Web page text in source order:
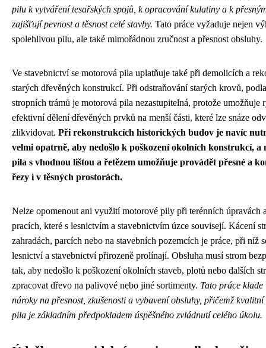
pilu k vytváření tesařských spojů, k opracování kulatiny a k
zajišťují pevnost a těsnost celé stavby. Tato práce vyžaduje nejen
spolehlivou pilu, ale také mimořádnou zručnost a přesnost obsluhy.
Ve stavebnictví se motorová pila uplatňuje také při demolicích a
starých dřevěných konstrukcí. Při odstraňování starých krovů,
stropních trámů je motorová pila nezastupitelná, protože umožňuje
efektivní dělení dřevěných prvků na menší části, které lze snáze
zlikvidovat. Při rekonstrukcích historických budov je navíc
velmi opatrně, aby nedošlo k poškození okolních konstrukcí, a
pila s vhodnou lištou a řetězem umožňuje provádět přesné a
řezy i v těsných prostorách.
Nelze opomenout ani využití motorové pily při terénních úpravách
pracích, které s lesnictvím a stavebnictvím úzce souvisejí. Kácení
zahradách, parcích nebo na stavebních pozemcích je práce, při níž
lesnictví a stavebnictví přirozeně prolínají. Obsluha musí strom
tak, aby nedošlo k poškození okolních staveb, plotů nebo dalších
zpracovat dřevo na palivové nebo jiné sortimenty. Tato práce klade
nároky na přesnost, zkušenosti a vybavení obsluhy, přičemž
pila je základním předpokladem úspěšného zvládnutí celého úkolu.